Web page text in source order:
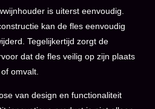
is uiterst eenvoudig.
kan de fles eenvoudig
Tegelijkertijd zorgt de
dat de fles veilig op zijn plaats
omvalt.
van design en functionaliteit